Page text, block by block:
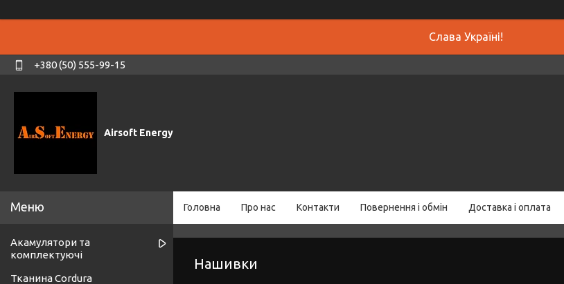
Слава Україні!
+380 (50) 555-99-15
Airsoft Energy
Головна Про нас Контакти Повернення і обмін Доставка і оплата
Нашивки
Акамулятори та
комплектуючі
Тканина Cordura